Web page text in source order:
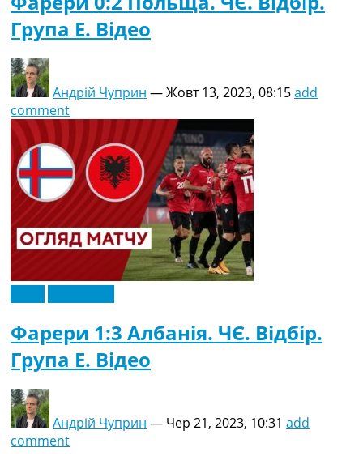
Група E. Відео
Андрій Чуприн —Жовт 13, 2023, 08:15add
comment
Фарери 1:3 Албанія. ЧЄ. Відбір.
Група E. Відео
Андрій Чуприн — Чер 21, 2023, 10:31 add
comment